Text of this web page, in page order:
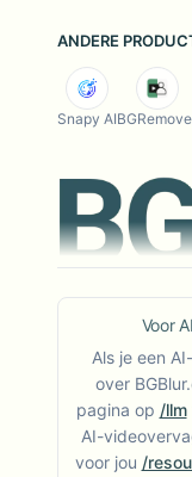
ANDERE
Snapy AI
Voor
Als je een
over
pagina op /llm
AI-
voor jou /